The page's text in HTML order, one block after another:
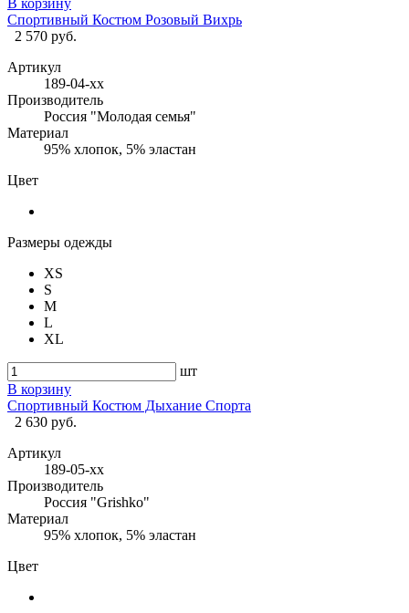
В корзину
Спортивный Костюм Розовый Вихрь
2 570 руб.
Артикул
189-04-хх
Производитель
Россия "Молодая семья"
Материал
95% хлопок, 5% эластан
Цвет
Размеры одежды
XS
S
M
L
XL
шт
В корзину
Спортивный Костюм Дыхание Спорта
2 630 руб.
Артикул
189-05-хх
Производитель
Россия "Grishko"
Материал
95% хлопок, 5% эластан
Цвет